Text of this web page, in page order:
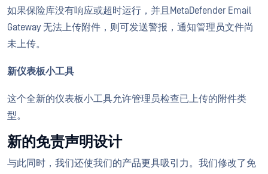
如果保险库没有响应或超时运行，并且MetaDefender Email
Gateway 无法上传附件，则可发送警报，通知管理员文件尚
未上传。
新仪表板小工具
这个全新的仪表板小工具允许管理员检查已上传的附件类
型。
新的免责声明设计
与此同时，我们还使我们的产品更具吸引力。我们修改了免